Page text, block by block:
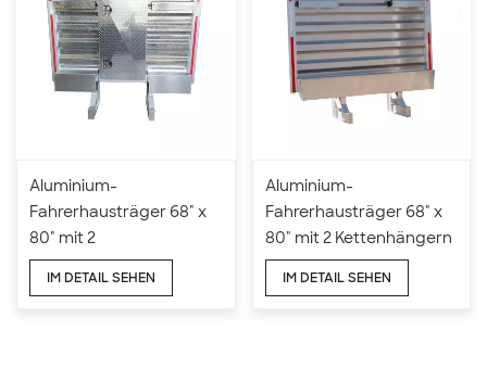
Aluminium-
Fahrerhausträger 68" x
80" mit 2
Kettenaufhängern und 2
IM DETAIL SEHEN
Aluminium-
Fahrerhausträger 68" x
80" mit 2 Kettenhängern
und kompletten Ablagen
IM DETAIL SEHEN